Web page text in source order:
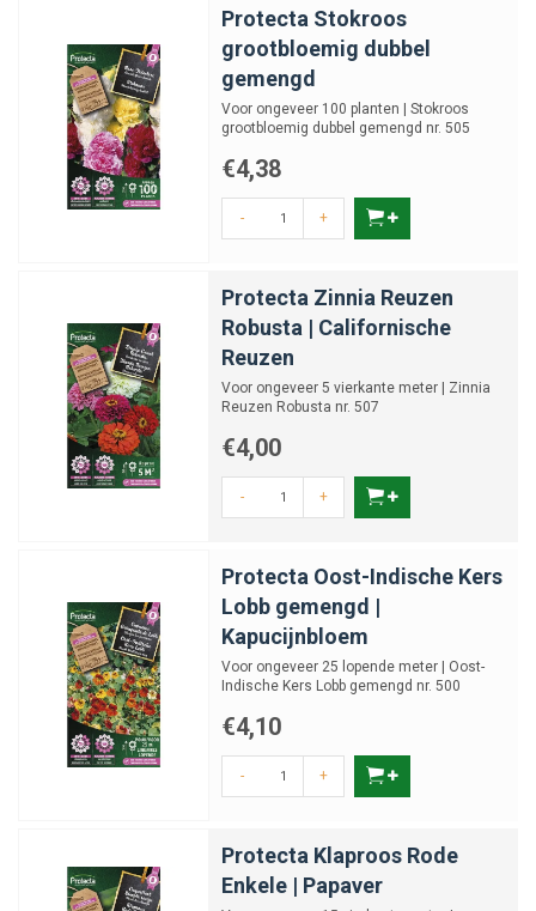
Protecta Stokroos
grootbloemig dubbel
gemengd
Voor ongeveer 100 planten | Stokroos
grootbloemig dubbel gemengd nr. 505
€4,38
- +
Protecta Zinnia Reuzen
Robusta | Californische
Reuzen
Voor ongeveer 5 vierkante meter | Zinnia
Reuzen Robusta nr. 507
€4,00
- +
Protecta Oost-Indische Kers
Lobb gemengd |
Kapucijnbloem
Voor ongeveer 25 lopende meter | Oost-
Indische Kers Lobb gemengd nr. 500
€4,10
- +
Protecta Klaproos Rode
Enkele | Papaver